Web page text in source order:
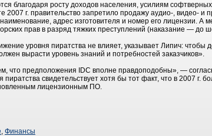
благодаря росту доходов населения, усилиям
г. правительство запретило продажу аудио-, видео- и
адрес изготовителя и номер его лицензии. А
прав в разряд тяжких преступлений (наказание — до
уровня пиратства не влияет, указывает Липич:
вырасти уровень знаний и потребностей заказчиков».
что предположения IDC вполне правдоподобны», —
свидетельствует хотя бы тот факт, что в 2007 г.
лицензионным ПО.
, Финансы